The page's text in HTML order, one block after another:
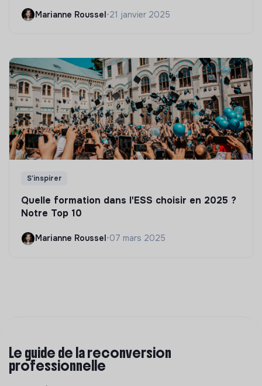
Marianne Roussel•21 janvier 2025
S'inspirer
Quelle formation dans l'ESS choisir en 2025 ?
Notre Top 10
Marianne Roussel •07 mars 2025
Le guide de la reconversion
professionnelle